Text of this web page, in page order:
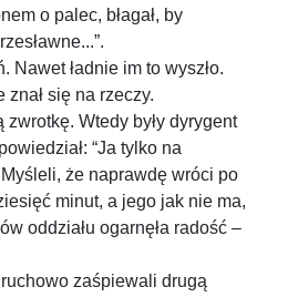
o palec, błagał, by
Nawet ładnie im to wyszło.
się na rzeczy.
Wtedy były dyrygent
“Ja tylko na
Myśleli, że naprawdę wróci po
minut, a jego jak nie ma,
oddziału ogarnęła radość –
zaśpiewali drugą